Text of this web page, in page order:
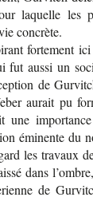
laquelle les
concrète.
for­te­ment
fut aussi un
de
aurait pu
une
émi­nente du
les tra­vaux
dans
de